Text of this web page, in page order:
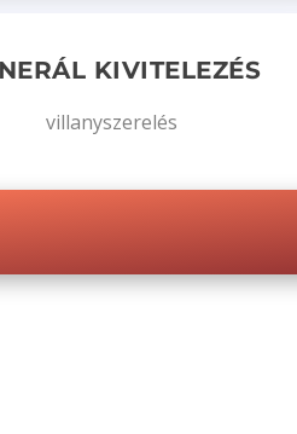
KIVITELEZÉS
villanyszerelés